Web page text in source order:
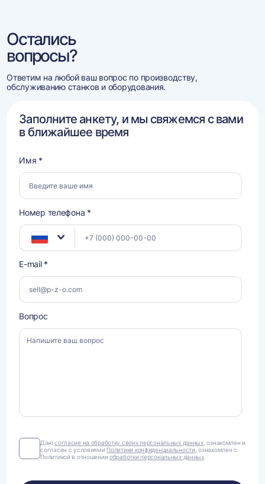
Остались
вопросы?
Ответим на любой ваш вопрос по производству,
обслуживанию станков и оборудования.
Заполните анкету, и мы свяжемся с вами
в ближайшее время
Имя *
Номер телефона *
E-mail *
Вопрос
Даю
согласие
на
своих
Даюсогласие на обработку своих персональных данных, ознакомлен и
согласен с условиями Политики конфиденциальности , ознакомлен с
Политикой в отношенииобработки персональных данных.